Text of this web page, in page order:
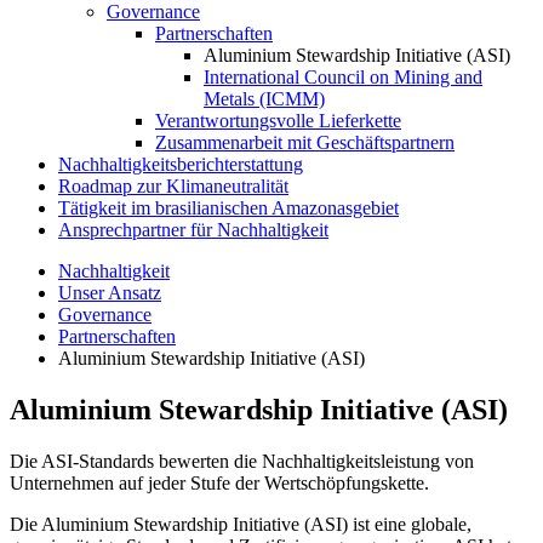
Governance
Partnerschaften
Aluminium Stewardship Initiative (ASI)
International Council on Mining and
Metals (ICMM)
Verantwortungsvolle Lieferkette
Zusammenarbeit mit Geschäftspartnern
Nachhaltigkeitsberichterstattung
Roadmap zur Klimaneutralität
Tätigkeit im brasilianischen Amazonasgebiet
Ansprechpartner für Nachhaltigkeit
Nachhaltigkeit
Unser Ansatz
Governance
Partnerschaften
Aluminium Stewardship Initiative (ASI)
Aluminium Stewardship Initiative (ASI)
Die ASI-Standards bewerten die Nachhaltigkeitsleistung von
Unternehmen auf jeder Stufe der Wertschöpfungskette.
Die Aluminium Stewardship Initiative (ASI) ist eine globale,